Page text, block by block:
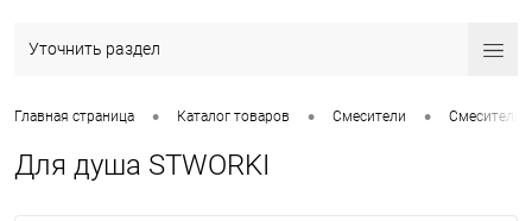
Уточнить раздел
Главная страница • Каталог товаров • Смесители • Смесители
Для душа STWORKI